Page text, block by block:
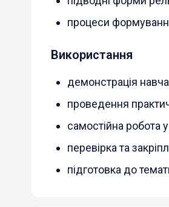
процеси
Використання
демонстрація
проведення
самостійна робота
перевірка та
підготовка до